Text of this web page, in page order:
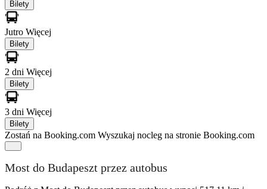
Bilety
Jutro Więcej
Bilety
2 dni Więcej
Bilety
3 dni Więcej
Bilety
Zostań na Booking.com Wyszukaj nocleg na stronie Booking.com
Most do Budapeszt przez autobus